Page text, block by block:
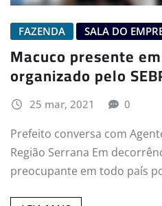
FAZENDA SALA DO
Macuco presente
organizado pelo
25 mar, 2021 0
Prefeito conversa com
Região Serrana Em
preocupante em todo país